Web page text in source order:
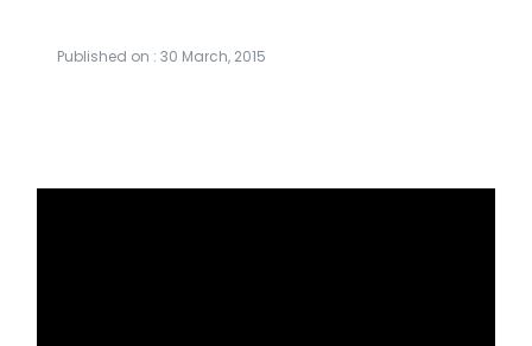
Published on : 30 March, 2015